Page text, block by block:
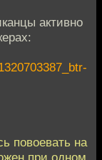
активно
повоевать на
при одном